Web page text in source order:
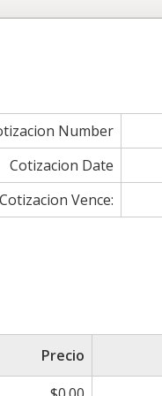
Number
Cotizacion Date
Cotizacion Vence:
Precio